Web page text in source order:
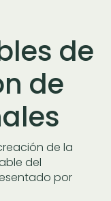
de
de
de la
del
por